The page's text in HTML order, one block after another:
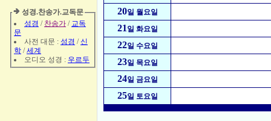
성경.찬송가.교독문
성경 / 찬송가 / 교독
문
사전 대문 : 성경 /신
학 /세계
오디오 성경 : 우르두
20일 월요일
21일 화요일
22일 수요일
23일 목요일
24일 금요일
25일 토요일